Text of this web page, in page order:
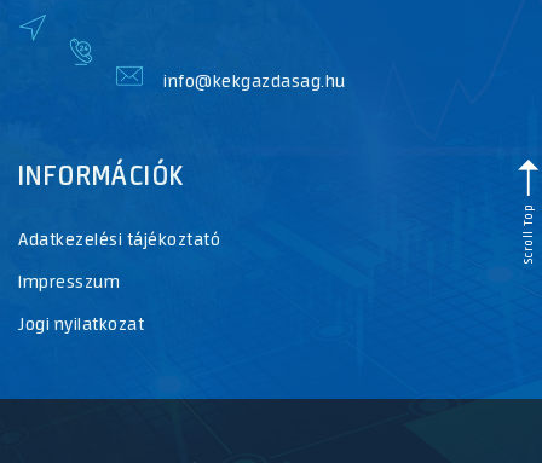
info@kekgazdasag.hu
INFORMÁCIÓK
Adatkezelési tájékoztató
Impresszum
Jogi nyilatkozat
Scroll Top